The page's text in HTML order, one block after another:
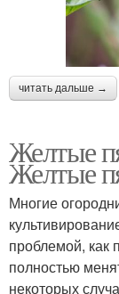
читать дальше →
Желтые
Желтые
Многие
проблемой, как
полностью
некоторых